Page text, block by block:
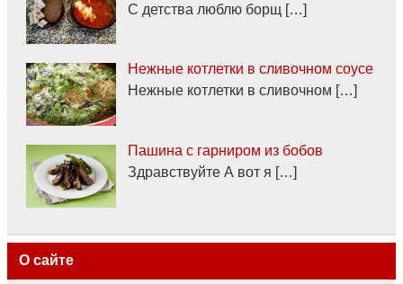
С детства люблю борщ […]
Нежные котлетки в сливочном соусе
Нежные котлетки в сливочном […]
Пашина с гарниром из бобов
Здравствуйте А вот я […]
О сайте